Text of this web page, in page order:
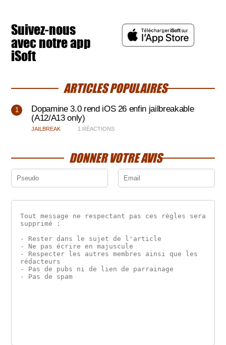
Suivez-nous
avec notre app
iSoft
ARTICLES POPULAIRES
Dopamine 3.0 rend iOS 26 enfin jailbreakable
(A12/A13 only)
JAILBREAK 1 RÉACTIONS
DONNER VOTRE AVIS